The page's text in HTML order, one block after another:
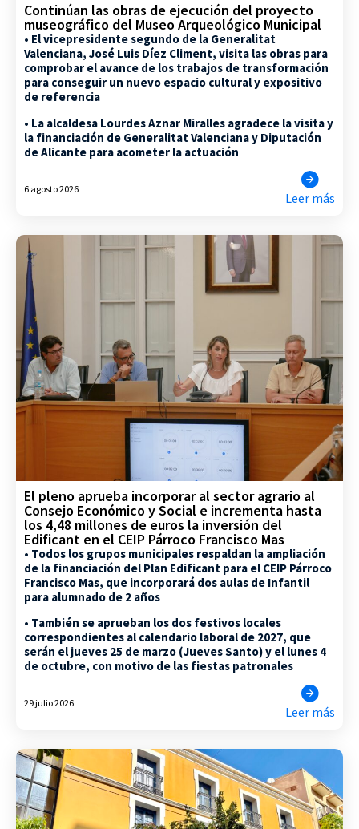
Continúan las obras de ejecución del proyecto
museográfico del Museo Arqueológico Municipal
• El vicepresidente segundo de la Generalitat
Valenciana, José Luis Díez Climent, visita las obras para
comprobar el avance de los trabajos de transformación
para conseguir un nuevo espacio cultural y expositivo
de referencia
• La alcaldesa Lourdes Aznar Miralles agradece la visita y
la financiación de Generalitat Valenciana y Diputación
de Alicante para acometer la actuación
6 agosto 2026
Leer más
El pleno aprueba incorporar al sector agrario al
Consejo Económico y Social e incrementa hasta
los 4,48 millones de euros la inversión del
Edificant en el CEIP Párroco Francisco Mas
• Todos los grupos municipales respaldan la ampliación
de la financiación del Plan Edificant para el CEIP Párroco
Francisco Mas, que incorporará dos aulas de Infantil
para alumnado de 2 años
• También se aprueban los dos festivos locales
correspondientes al calendario laboral de 2027, que
serán el jueves 25 de marzo (Jueves Santo) y el lunes 4
de octubre, con motivo de las fiestas patronales
29 julio 2026
Leer más